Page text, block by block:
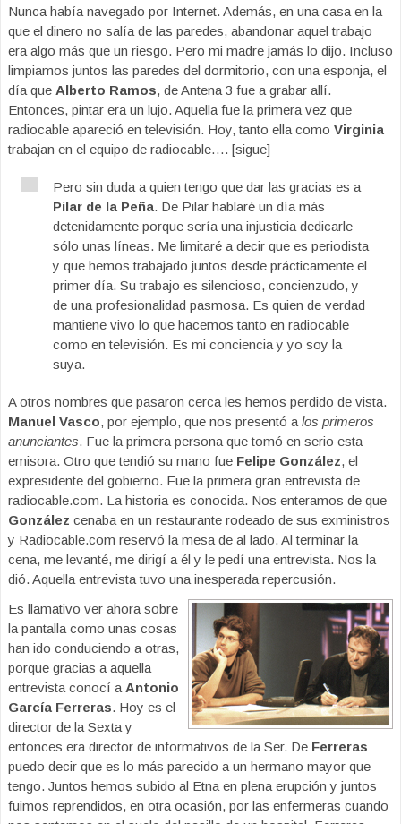
Nunca había navegado por Internet. Además, en una casa en la
que el dinero no salía de las paredes, abandonar aquel trabajo
era algo más que un riesgo. Pero mi madre jamás lo dijo. Incluso
limpiamos juntos las paredes del dormitorio, con una esponja, el
día que Alberto Ramos, de Antena 3 fue a grabar allí.
Entonces, pintar era un lujo. Aquella fue la primera vez que
radiocable apareció en televisión. Hoy, tanto ella como Virginia
trabajan en el equipo de radiocable…. [sigue]
Pero sin duda a quien tengo que dar las gracias es a
Pilar de la Peña. De Pilar hablaré un día más
detenidamente porque sería una injusticia dedicarle
sólo unas líneas. Me limitaré a decir que es periodista
y que hemos trabajado juntos desde prácticamente el
primer día. Su trabajo es silencioso, concienzudo, y
de una profesionalidad pasmosa. Es quien de verdad
mantiene vivo lo que hacemos tanto en radiocable
como en televisión. Es mi conciencia y yo soy la
suya.
A otros nombres que pasaron cerca les hemos perdido de vista.
Manuel Vasco, por ejemplo, que nos presentó a los primeros
anunciantes. Fue la primera persona que tomó en serio esta
emisora. Otro que tendió su mano fue Felipe González, el
expresidente del gobierno. Fue la primera gran entrevista de
radiocable.com. La historia es conocida. Nos enteramos de que
González cenaba en un restaurante rodeado de sus exministros
y Radiocable.com reservó la mesa de al lado. Al terminar la
cena, me levanté, me dirigí a él y le pedí una entrevista. Nos la
dió. Aquella entrevista tuvo una inesperada repercusión.
Es llamativo ver ahora sobre
la pantalla como unas cosas
han ido conduciendo a otras,
porque gracias a aquella
entrevista conocí a Antonio
García Ferreras. Hoy es el
director de la Sexta y
entonces era director de informativos de la Ser. De Ferreras
puedo decir que es lo más parecido a un hermano mayor que
tengo. Juntos hemos subido al Etna en plena erupción y juntos
fuimos reprendidos, en otra ocasión, por las enfermeras cuando